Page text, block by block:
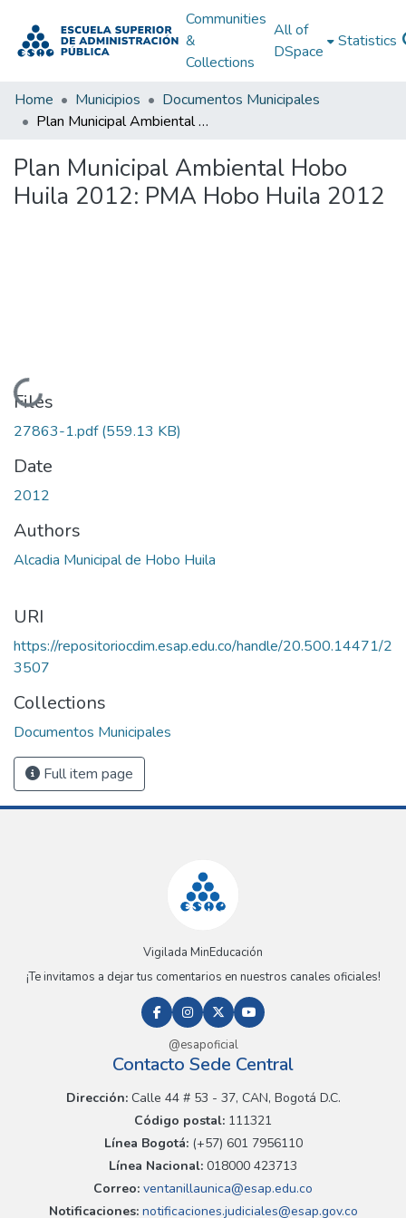
Communities
&
Collections
All of
DSpace
Statistics
Home Municipios
Documentos Municipales
Plan Municipal Ambiental Hobo Huila 2012: PMA Hobo Huila 2012
Plan Municipal Ambiental Hobo
Huila 2012: PMA Hobo Huila 2012
Loading...
Files
27863-1.pdf(559.13 KB)
Date
2012
Authors
Alcadia Municipal de Hobo Huila
URI
https://repositoriocdim.esap.edu.co/handle/20.500.14471/2
3507
Collections
Documentos Municipales
Full item page
Vigilada MinEducación
¡Te invitamos a dejar tus comentarios en nuestros canales oficiales!
@esapoficial
Contacto Sede Central
Dirección:Calle 44 # 53 - 37, CAN, Bogotá D.C.
Código postal: 111321
Línea Bogotá:(+57) 601 7956110
Línea Nacional: 018000 423713
Correo: ventanillaunica@esap.edu.co
Notificaciones:notificaciones.judiciales@esap.gov.co